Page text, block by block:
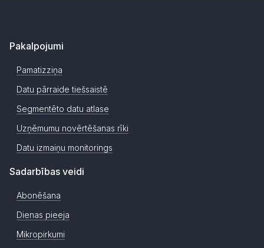
Pakalpojumi
Pamatizziņa
Datu pārraide tiešsaistē
Segmentēto datu atlase
Uzņēmumu novērtēšanas rīki
Datu izmaiņu monitorings
Sadarbības veidi
Abonēšana
Dienas pieeja
Mikropirkumi